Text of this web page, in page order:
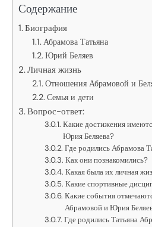
Содержание
Биография
Абрамова Татьяна
Юрий Беляев
Личная жизнь
Отношения Абрамовой и
Семья и дети
Вопрос-ответ:
Какие достижения
Юрия Беляева?
Где родились Абрамова
Как они познакомились?
Какая была их личная
Какие спортивные
Какие события
Абрамовой и Юрия
Где родились Татьяна